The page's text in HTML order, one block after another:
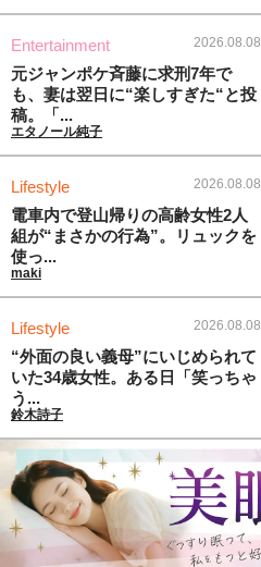
Entertainment 2026.08.08
元ジャンポケ斉藤に求刑7年で
も、妻は翌日に“楽しすぎた“と投
稿。「...
エタノール純子
Lifestyle 2026.08.08
電車内で登山帰りの高齢女性2人
組が“まさかの行為”。リュックを
使っ...
maki
Lifestyle 2026.08.08
“外面の良い義母”にいじめられて
いた34歳女性。ある日「笑っちゃ
う...
鈴木詩子